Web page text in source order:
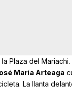
Plaza del
María Arteaga
La llanta